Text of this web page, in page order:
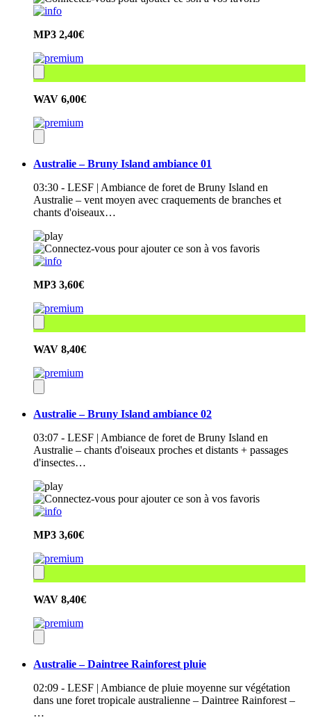
MP3 2,40€
WAV 6,00€
Australie – Bruny Island ambiance 01
03:30 - LESF | Ambiance de foret de Bruny Island en
Australie – vent moyen avec craquements de branches et
chants d'oiseaux…
MP3 3,60€
WAV 8,40€
Australie – Bruny Island ambiance 02
03:07 - LESF | Ambiance de foret de Bruny Island en
Australie – chants d'oiseaux proches et distants + passages
d'insectes…
MP3 3,60€
WAV 8,40€
Australie – Daintree Rainforest pluie
02:09 - LESF | Ambiance de pluie moyenne sur végétation
dans une foret tropicale australienne – Daintree Rainforest –
…